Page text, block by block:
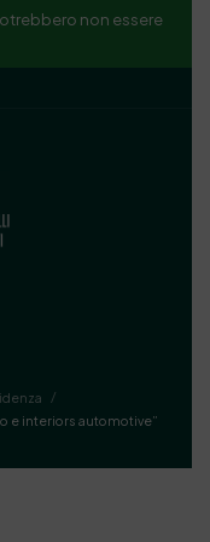
non essere
/
e interiors automotive”